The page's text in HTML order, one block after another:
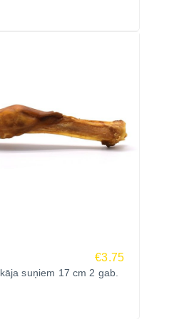
kontrolēt uzņemto kaloriju
€3.75
suņiem 17 cm 2 gab.